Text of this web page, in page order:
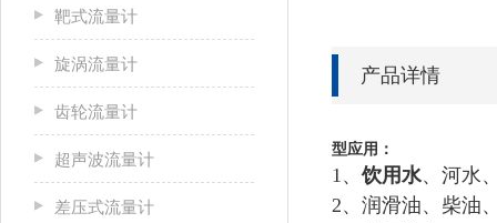
靶式流量计
旋涡流量计
齿轮流量计
超声波流量计
差压式流量计
产品详情
型应用：
1、饮用水、河水
2、润滑油、柴油